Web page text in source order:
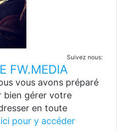
Suivez nous:
FW.MEDIA
vous avons préparé
bien gérer votre
en toute
pour y accéder